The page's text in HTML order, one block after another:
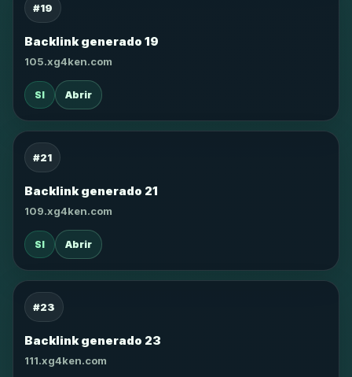
#19
Backlink generado 19
105.xg4ken.com
SI Abrir
#21
Backlink generado 21
109.xg4ken.com
SI Abrir
#23
Backlink generado 23
111.xg4ken.com